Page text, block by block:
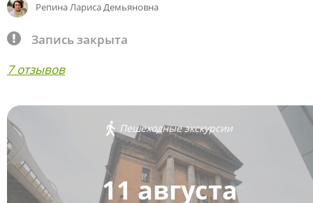
Репина Лариса Демьяновна
Запись закрыта
7 отзывов
Пешеходные экскурсии
11 августа